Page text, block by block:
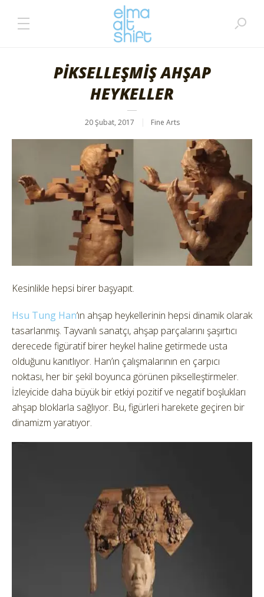
PİKSELLEŞMİŞ AHŞAP
HEYKELLER
20 Şubat, 2017 Fine Arts
Kesinlikle hepsi birer başyapıt.
Hsu Tung Han‘ın ahşap heykellerinin hepsi dinamik olarak
tasarlanmış. Tayvanlı sanatçı, ahşap parçalarını şaşırtıcı
derecede figüratif birer heykel haline getirmede usta
olduğunu kanıtlıyor. Han’ın çalışmalarının en çarpıcı
noktası, her bir şekil boyunca görünen pikselleştirmeler.
İzleyicide daha büyük bir etkiyi pozitif ve negatif boşlukları
ahşap bloklarla sağlıyor. Bu, figürleri harekete geçiren bir
dinamizm yaratıyor.